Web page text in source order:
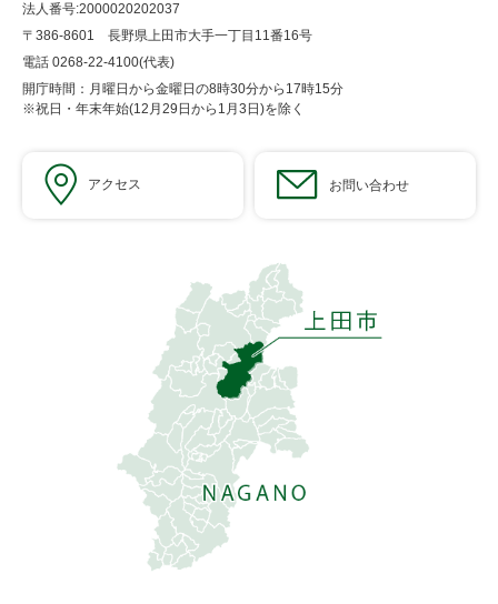
法人番号:2000020202037
〒386-8601 長野県上田市大手一丁目11番16号
電話 0268-22-4100(代表)
開庁時間：月曜日から金曜日の8時30分から17時15分
※祝日・年末年始(12月29日から1月3日)を除く
アクセス お問い合わせ